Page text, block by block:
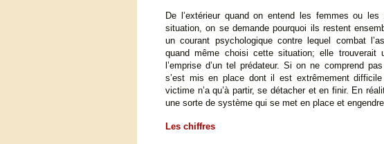
De l’extérieur quand on entend les femmes ou
situation, on se demande pourquoi ils restent
un courant psychologique contre lequel combat
quand même choisi cette situation; elle trouverait
l’emprise d’un tel prédateur. Si on ne comprend
s’est mis en place dont il est extrêmement
victime n’a qu’à partir, se détacher et en finir. En
une sorte de système qui se met en place et
Les chiffres